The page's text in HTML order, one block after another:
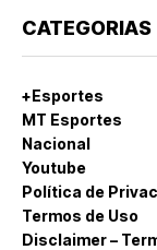
CATEGORIAS
+Esportes
MT Esportes
Nacional
Youtube
Política de
Termos de Uso
Disclaimer –